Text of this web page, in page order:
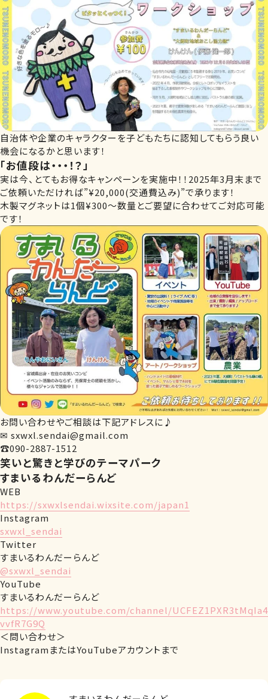
自治体や企業のキャラクターを子どもたちに認知してもらう良い
機会になるかと思います！
「お値段は・・・！？」
実は今、とてもお得なキャンペーンを実施中！！2025年3月末まで
ご依頼いただければ”¥20,000(交通費込み)”で承ります！
木製マグネットは1個¥300〜数量とご要望に合わせてご対応可能
です！
お問い合わせやご相談は下記アドレスに♪
✉︎ sxwxl.sendai@gmail.com
☎︎090-2887-1512
笑いと驚きと学びのテーマパーク
すまいるわんだーらんど
WEB
https://sxwxlsendai.wixsite.com/japan1
Instagram
sxwxl_sendai
Twitter
すまいるわんだーらんど
@sxwxl_sendai
YouTube
すまいるわんだーらんど
https://www.youtube.com/channel/UCFEZ1PXR3tMqIa4
vvfR7G9Q
＜問い合わせ＞
InstagramまたはYouTubeアカウントまで